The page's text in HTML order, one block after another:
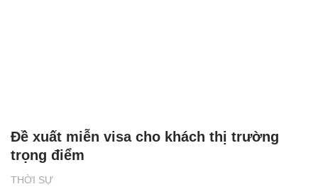
THỜI SỰ
Đề xuất miễn visa cho khách thị trường
trọng điểm